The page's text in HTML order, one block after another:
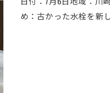
め：古かった水栓を新